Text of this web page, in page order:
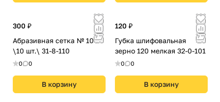
300 ₽
Абразивная сетка № 100
\10 шт.\ 31-8-110
0 0
В корзину
120 ₽
Губка шлифовальная
зерно 120 мелкая 32-0-101
0 0
В корзину